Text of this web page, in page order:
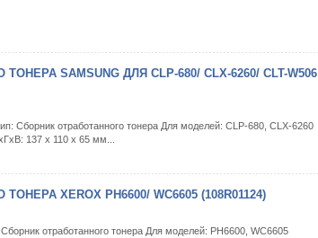
SAMSUNG ДЛЯ CLP-680/ CLX-6260/ CLT-W506
Сборник отработанного тонера Для моделей: CLP-680, CLX-6260
137 x 110 x 65 мм...
XEROX PH6600/ WC6605 (108R01124)
отработанного тонера Для моделей: PH6600, WC6605